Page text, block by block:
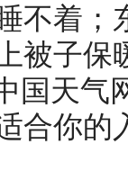
不着；
被子保
国天气
合你的